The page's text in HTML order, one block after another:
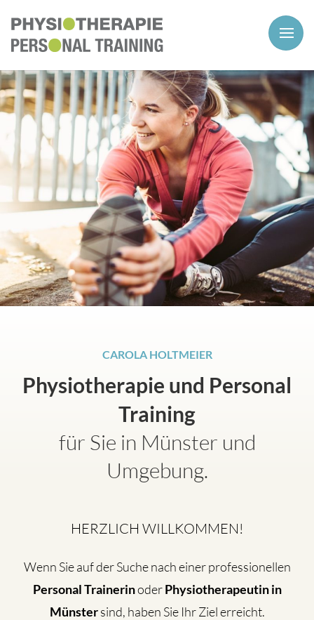
...und mit Enter starten.
CAROLA HOLTMEIER
Physiotherapie und Personal
Training
für Sie in Münster und
Umgebung.
HERZLICH WILLKOMMEN!
Wenn Sie auf der Suche nach einer professionellen
Personal TrainerinoderPhysiotherapeutin in
Münstersind, haben Sie Ihr Ziel erreicht.